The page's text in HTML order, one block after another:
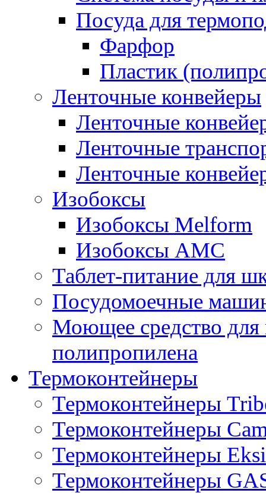
Посуда для
Фарфор
Пластик
Ленточные конвейеры
Ленточные
Ленточные
Ленточные
Изобоксы
Изобоксы Melform
Изобоксы AMC
Таблет-питание для
Посудомоечные
Моющее средство для
полипропилена
Термоконтейнеры
Термоконтейнеры
Термоконтейнеры
Термоконтейнеры Eksi
Термоконтейнеры